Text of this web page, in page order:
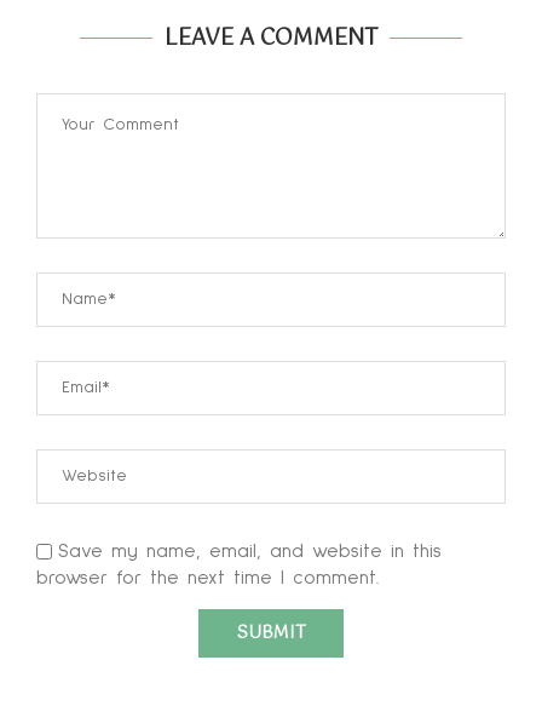
LEAVE A COMMENT
Save my name, email, and website in this
browser for the next time I comment.